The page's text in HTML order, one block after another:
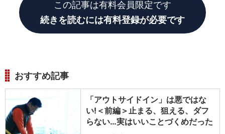
この記事は有料会員限定です
続きを読むには有料登録が必要です
おすすめ記事
「アウトサイドイン」は悪ではな
い!＜前編＞止まる、狙える、ダフ
らない…実はいいことづくめだった